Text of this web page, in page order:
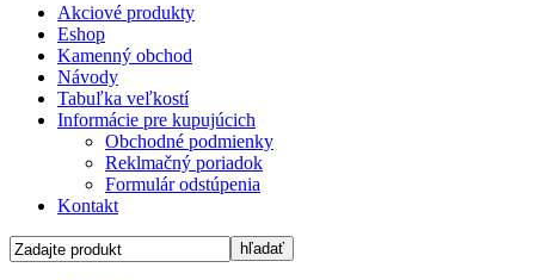
Akciové produkty
Eshop
Kamenný obchod
Návody
Tabuľka veľkostí
Informácie pre kupujúcich
Obchodné podmienky
Reklmačný poriadok
Formulár odstúpenia
Kontakt